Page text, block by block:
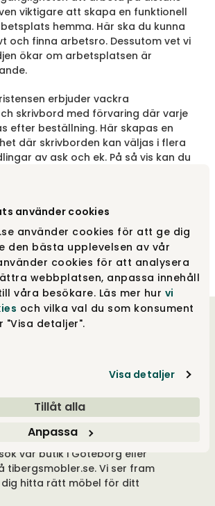
använder cookies
använder cookies för att ge dig
den bästa upplevelsen av vår
cookies för att analysera
webbplatsen, anpassa innehåll
våra besökare. Läs mer hur vi
och vilka val du som konsument
"Visa detaljer".
Visa detaljer
Tillåt alla
Anpassa
viktigare att skapa en funktionell
hemma. Här ska du kunna
och finna arbetsro. Dessutom vet vi
ökar om arbetsplatsen är
erbjuder vackra
skrivbord med förvaring där varje
efter beställning. Här skapas en
där skrivborden kan väljas i flera
av ask och ek. På så vis kan du
på Tibergs Möbler finns här för att
ditt drömkontor.
till oss
funnits på Bangatan 19 i
sedan 1923 och är idag
och leverera möbler till
3.000 m² fördelat på fem
butik fylld med alltifrån
och
vår butik i Göteborg eller
tibergsmobler.se. Vi ser fram
hitta rätt möbel för ditt